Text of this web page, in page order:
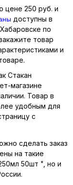
цене 250 руб. и
доступны в
по
товар
и
Стакан
магазине
Товар в
удобным для
с
сделать заказ
на такие
50шт ", но и